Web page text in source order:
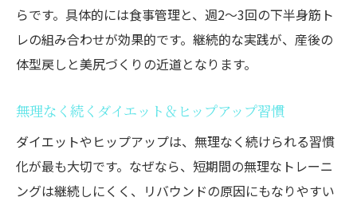
らです。具体的には食事管理と、週2～3回の下半身筋ト
レの組み合わせが効果的です。継続的な実践が、産後の
体型戻しと美尻づくりの近道となります。
無理なく続くダイエット＆ヒップアップ習慣
ダイエットやヒップアップは、無理なく続けられる習慣
化が最も大切です。なぜなら、短期間の無理なトレーニ
ングは継続しにくく、リバウンドの原因にもなりやすい